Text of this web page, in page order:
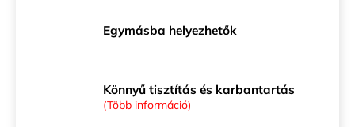
Egymásba helyezhetők
Könnyű tisztítás és karbantartás
(Több információ)